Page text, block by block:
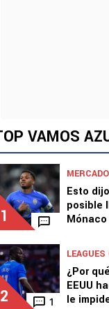
VAMOS
1
MERCADO
Esto
posible
Mónaco
2 1
LEAGUES
¿Por
EEUU
le